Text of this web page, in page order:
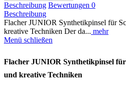
Beschreibung Bewertungen 0
Beschreibung
Flacher JUNIOR Synthetikpinsel für
kreative Techniken Der da... mehr
Menü schließen
Flacher JUNIOR Synthetikpinsel
und kreative Techniken